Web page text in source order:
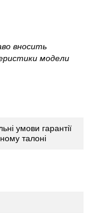
вносить
модели
умови гарантії
талоні